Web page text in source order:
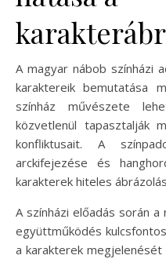
A magyar nábob színházi
karaktereik bemutatása
színház művészete
közvetlenül tapasztalják
konfliktusait. A
arckifejezése és
karakterek hiteles
A színházi előadás során
együttműködés
a karakterek